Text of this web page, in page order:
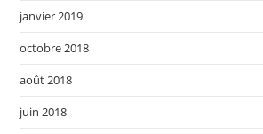
janvier 2019
octobre 2018
août 2018
juin 2018